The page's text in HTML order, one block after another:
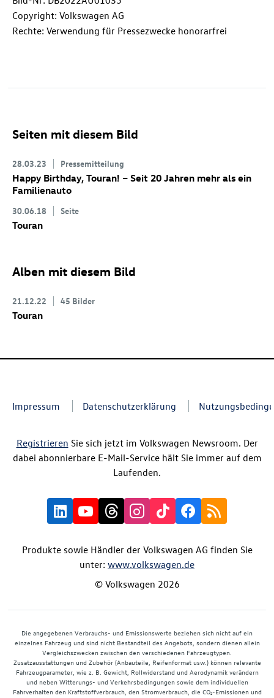
Copyright: Volkswagen AG
Rechte: Verwendung für Pressezwecke honorarfrei
Seiten mit diesem Bild
28.03.23 Pressemitteilung
Happy Birthday, Touran! – Seit 20 Jahren mehr als ein
Familienauto
30.06.18 Seite
Touran
Alben mit diesem Bild
21.12.22 45 Bilder
Touran
Impressum Datenschutzerklärung
Registrieren Sie sich jetzt im Volkswagen Newsroom. Der
dabei abonnierbare E-Mail-Service hält Sie immer auf dem
Laufenden.
Produkte sowie Händler der Volkswagen AG finden Sie
unter: www.volkswagen.de
© Volkswagen 2026
Die angegebenen Verbrauchs- und Emissionswerte beziehen sich nicht auf ein
einzelnes Fahrzeug und sind nicht Bestandteil des Angebots, sondern dienen allein
Vergleichszwecken zwischen den verschiedenen Fahrzeugtypen.
Zusatzausstattungen und Zubehör (Anbauteile, Reifenformat usw.) können relevante
Fahrzeugparameter, wie z. B. Gewicht, Rollwiderstand und Aerodynamik verändern
und neben Witterungs- und Verkehrsbedingungen sowie dem individuellen
Fahrverhalten den Kraftstoffverbrauch, den Stromverbrauch, die CO₂-Emissionen und